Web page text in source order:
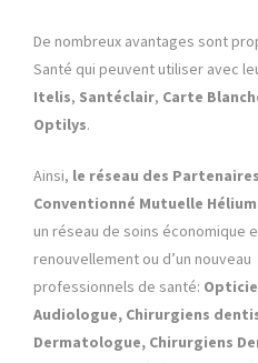
De nombreux avantages sont
Santé qui peuvent utiliser avec
Itelis, Santéclair, Carte
Optilys.
Ainsi, le réseau des
Conventionné Mutuelle
un réseau de soins économique
renouvellement ou d’un
professionnels de santé:
Audiologue, Chirurgiens
Dermatologue, Chirurgiens